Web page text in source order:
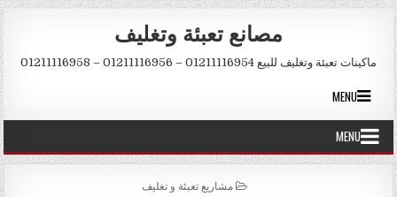
Skip to content
مصانع تعبئة وتغليف
ماكينات تعبئة وتغليف للبيع 01211116954 – 01211116956 – 01211116958
MENU
MENU
POSTED IN
مشاريع تعبئة و تغليف